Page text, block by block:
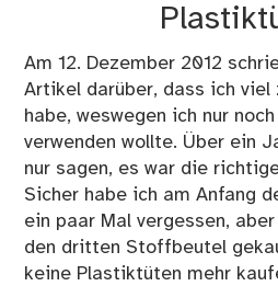
Am 12. Dezember 2012
Artikel darüber, dass ich
habe, weswegen ich nur
verwenden wollte. Über ein
nur sagen, es war die
Sicher habe ich am Anfang
ein paar Mal vergessen,
den dritten Stoffbeutel
keine Plastiktüten mehr